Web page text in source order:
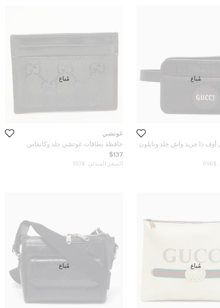
ذا جريد واش جلد ونايلون
$696
مُباع
غوتشي
حافظة بطاقات غوتشي جلد وكانفاس
إمبرايم GG سوداء
$137
السعر المبدئي: $193
مُباع
مُباع مُباع